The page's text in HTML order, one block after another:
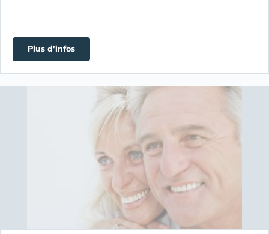
Plus d'infos